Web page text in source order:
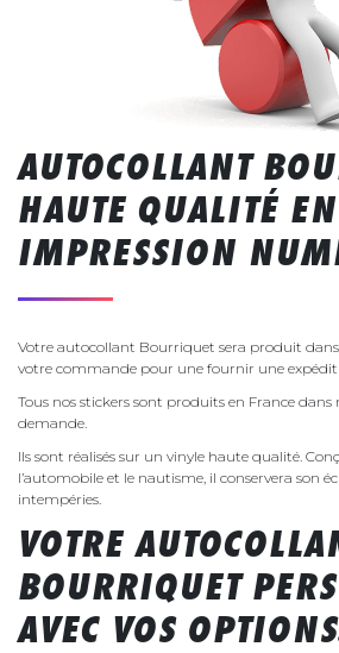
AUTOCOLLANT
HAUTE QUALITÉ EN
IMPRESSION
Votre autocollant Bourriquet sera produit dans
votre commande pour une fournir une
Tous nos stickers sont produits en France dans
demande.
Ils sont réalisés sur un vinyle haute qualité.
l’automobile et le nautisme, il conservera son
intempéries.
VOTRE
BOURRIQUET
AVEC VOS